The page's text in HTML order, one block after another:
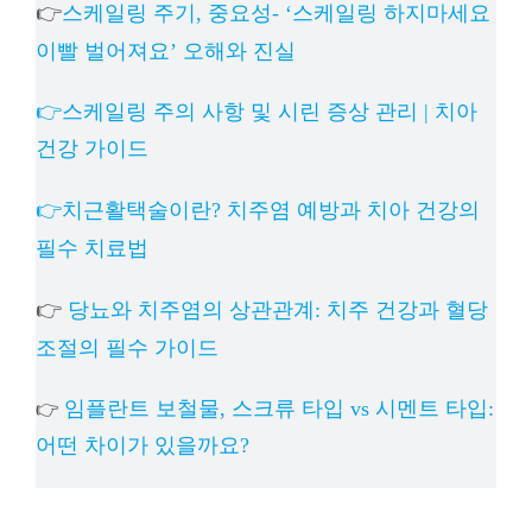
👉스케일링 주기, 중요성- ‘스케일링 하지마세요
이빨 벌어져요’ 오해와 진실
👉스케일링 주의 사항 및 시린 증상 관리 | 치아
건강 가이드
👉치근활택술이란? 치주염 예방과 치아 건강의
필수 치료법
👉 당뇨와 치주염의 상관관계: 치주 건강과 혈당
조절의 필수 가이드
👉 임플란트 보철물, 스크류 타입 vs 시멘트 타입:
어떤 차이가 있을까요?